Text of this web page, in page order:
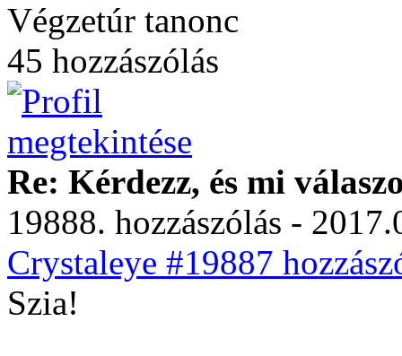
Végzetúr tanonc
45 hozzászólás
Re: Kérdezz, és mi
19888. hozzászólás -
Crystaleye #19887
Szia!